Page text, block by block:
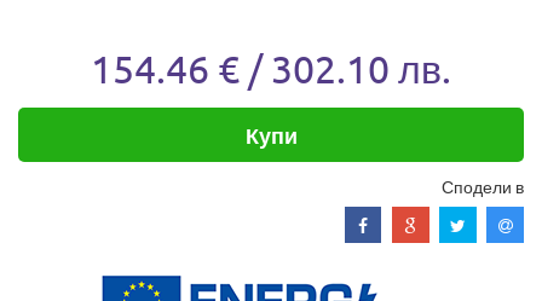
154.46 € / 302.10 лв.
Купи
Сподели в